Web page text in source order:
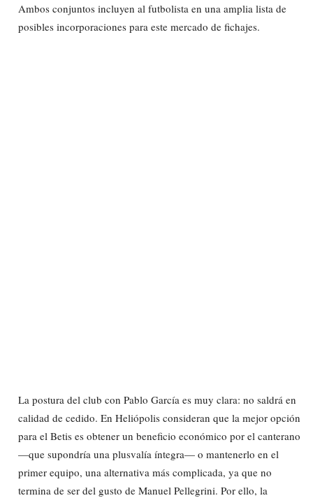
Ambos conjuntos incluyen al futbolista en una amplia lista de
posibles incorporaciones para este mercado de fichajes.
La postura del club con Pablo García es muy clara: no saldrá en
calidad de cedido. En Heliópolis consideran que la mejor opción
para el Betis es obtener un beneficio económico por el canterano
—que supondría una plusvalía íntegra— o mantenerlo en el
primer equipo, una alternativa más complicada, ya que no
termina de ser del gusto de Manuel Pellegrini. Por ello, la